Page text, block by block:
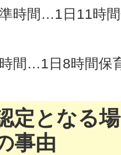
時間…1日11時
間…1日8時間保
定となる
事由